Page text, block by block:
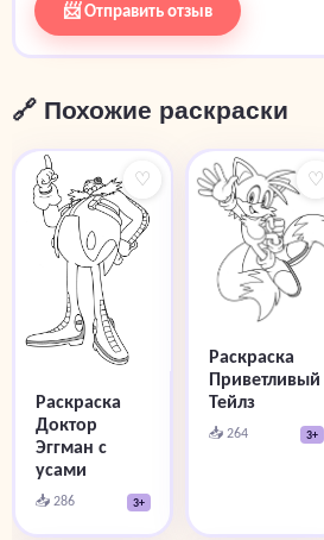
📨 Отправить отзыв
🔗 Похожие раскраски
♡
Раскраска
Доктор
Эггман с
усами
📥 286 3+
♡
Раскраска
Приветливый
Тейлз
📥 264 3+